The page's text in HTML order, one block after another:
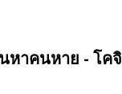
หาคนหาย - โคจิ